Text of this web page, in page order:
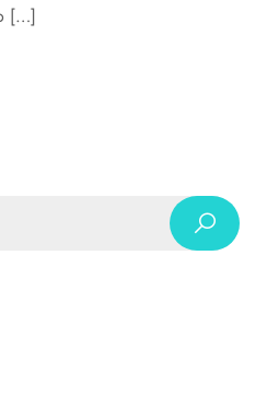
[…]